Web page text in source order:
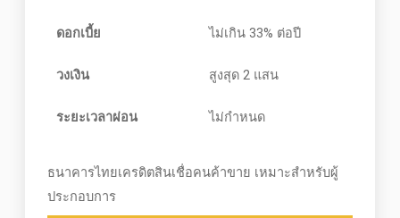
ดอกเบี้ย ไม่เกิน 33% ต่อปี
วงเงิน สูงสุด 2 แสน
ระยะเวลาผ่อน ไม่กำหนด
ธนาคารไทยเครดิตสินเชื่อคนค้าขาย เหมาะสำหรับผู้
ประกอบการ